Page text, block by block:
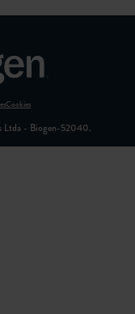
Cookies
Ltda - Biogen-52040.